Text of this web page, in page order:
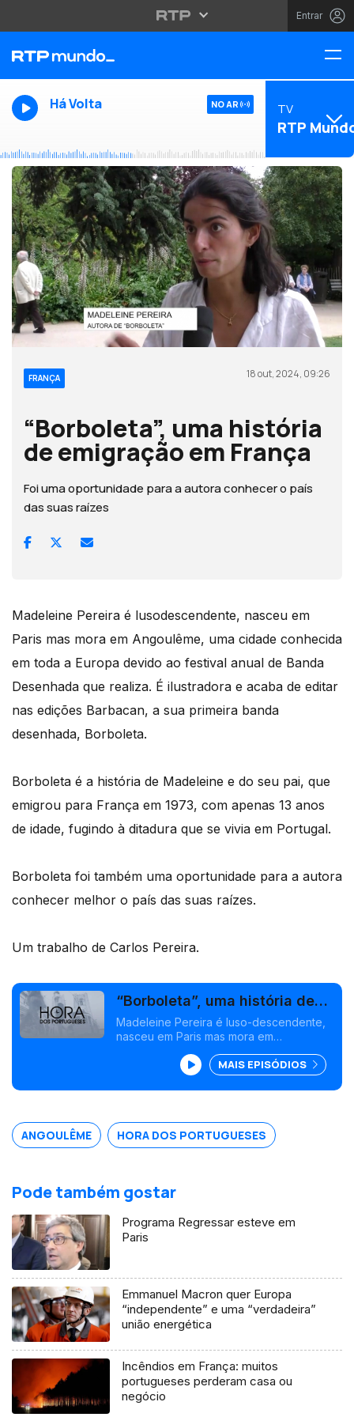
Entrar
Há Volta NO AR TV
RTP
FRANÇA 18 out, 2024, 09:26
“Borboleta”, uma história
de emigração em França
Foi uma oportunidade para a autora conhecer o país
das suas raízes
Madeleine Pereira é lusodescendente, nasceu em
Paris mas mora em Angoulême, uma cidade conhecida
em toda a Europa devido ao festival anual de Banda
Desenhada que realiza. É ilustradora e acaba de editar
nas edições Barbacan, a sua primeira banda
desenhada, Borboleta.
Borboleta é a história de Madeleine e do seu pai, que
emigrou para França em 1973, com apenas 13 anos
de idade, fugindo à ditadura que se vivia em Portugal.
Borboleta foi também uma oportunidade para a autora
conhecer melhor o país das suas raízes.
Um trabalho de Carlos Pereira.
“Borboleta”, uma história de
emigração em França
Madeleine Pereira é luso-descendente,
nasceu em Paris mas mora em
toda a Europa devido ao festival anual
de Banda Desenhada que realiza. É
ilustradora e acaba de editar nas
desenhada, Borboleta.<br />
MAIS EPISÓDIOS
ANGOULÊME HORA DOS PORTUGUESES
Pode também gostar
Programa Regressar esteve em
Paris
Emmanuel Macron quer Europa
“independente” e uma “verdadeira”
união energética
Incêndios em França: muitos
portugueses perderam casa ou
negócio